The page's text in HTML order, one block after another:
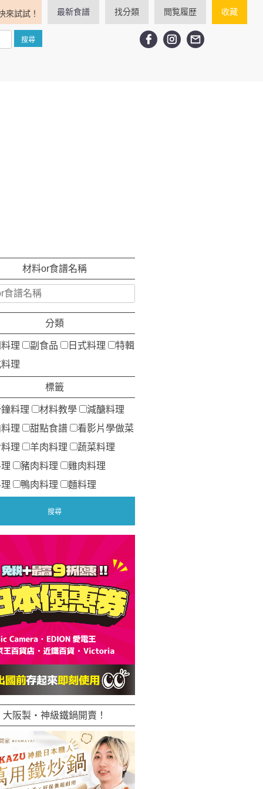
來試試！ 最新食譜 找分類 閲覧履歴 收藏
材料or食譜名稱
分類
理 副食品 日式料理
特輯
理
標籤
料理 材料教學
減醣料理
理
甜點食譜
看影片學做菜
理
羊肉料理
蔬菜料理
豬肉料理
雞肉料理
鴨肉料理 麵料理
大阪製・神級鐵鍋開賣！